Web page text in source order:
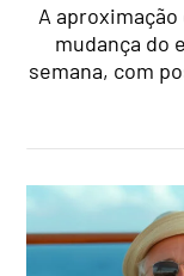
A
mudança do
semana, com